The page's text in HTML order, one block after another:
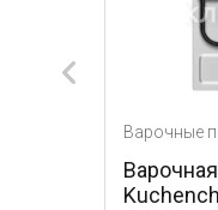
поверхности
поверхность
KHG310X